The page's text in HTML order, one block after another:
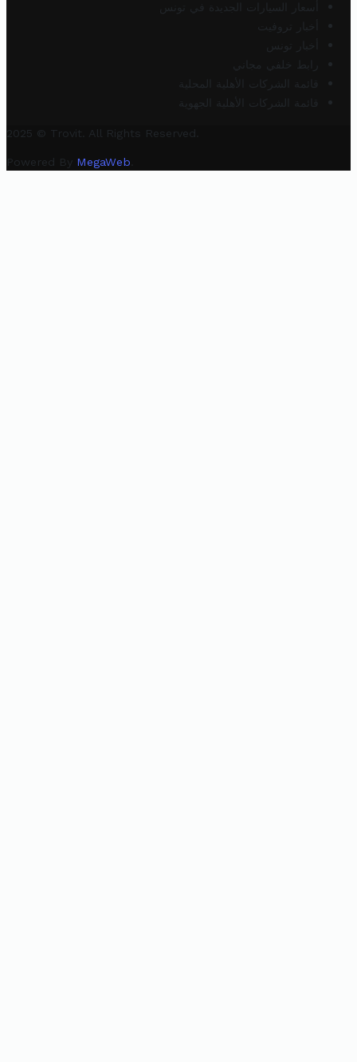
أسعار السيارات الجديدة في تونس
أخبار تروفيت
أخبار تونس
رابط خلفي مجاني
قائمة الشركات الأهلية المحلية
قائمة الشركات الأهلية الجهوية
2025 © Trovit. All Rights Reserved.
Powered By MegaWeb